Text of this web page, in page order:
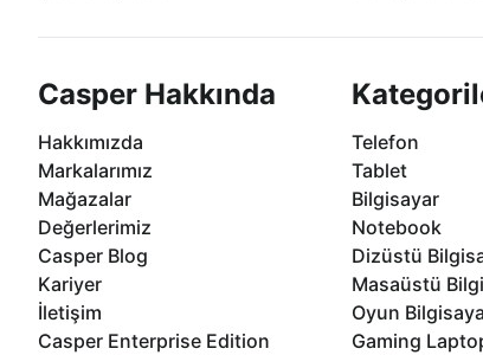
Casper Hakkında
Hakkımızda
Markalarımız
Mağazalar
Değerlerimiz
Casper Blog
Kariyer
İletişim
Casper Enterprise Edition
Telefon
Tablet
Bilgisayar
Notebook
Dizüstü
Masaüstü
Oyun
Gaming